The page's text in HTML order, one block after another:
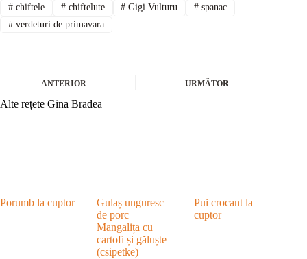
#chiftele #chiftelute # Gigi Vulturu # spanac
#verdeturi de primavara
ANTERIOR URMĂTOR
Alte rețete Gina Bradea
Porumb la cuptor
Gulaș unguresc
de porc
Mangalița cu
cartofi și găluște
(csipetke)
Pui crocant la
cuptor